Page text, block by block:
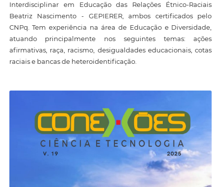
Interdisciplinar em Educação das Relações Étnico-Raciais
Beatriz Nascimento - GEPIERER, ambos certificados pelo
CNPq. Tem experiência na área de Educação e Diversidade,
atuando principalmente nos seguintes temas: ações
afirmativas, raça, racismo, desigualdades educacionais, cotas
raciais e bancas de heteroidentificação.